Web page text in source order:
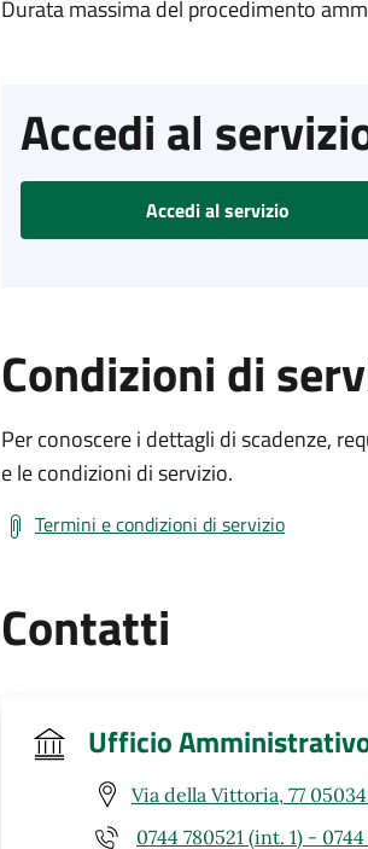
Durata massima del procedimento
Accedi al
Accedi al servizio
Condizioni di
Per conoscere i dettagli di scadenze,
e le condizioni di servizio.
Termini e condizioni di servizio
Contatti
Ufficio
Via della Vittoria, 77
0744 780521 (int. 1) -